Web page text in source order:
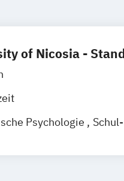
of Nicosia -
Psychologie